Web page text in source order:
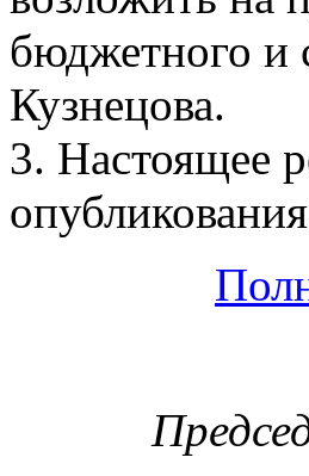
бюджетного и
Кузнецова.
3. Настоящее